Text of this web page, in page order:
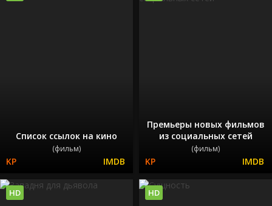
Список ссылок на кино
(фильм)
Премьеры новых фильмов
из социальных сетей
(фильм)
HD HD